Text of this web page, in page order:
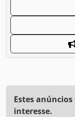
Estes
interesse.